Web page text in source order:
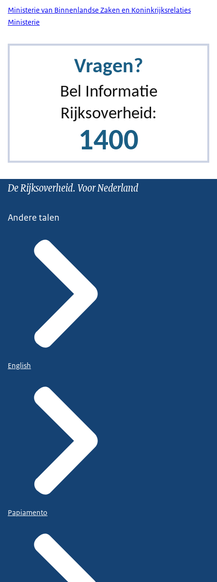
Ministerie van Binnenlandse Zaken en Koninkrijksrelaties
Ministerie
De Rijksoverheid. Voor Nederland
Andere talen
English
Papiamento